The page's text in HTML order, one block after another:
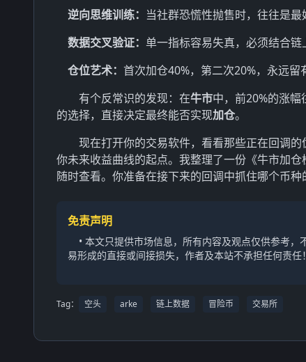
逆向思维训练： 当社群恐慌性抛售时，往往是最
数据交叉验证： 单一指标容易失真，必须结合
仓位艺术： 首次加仓40%，第二次20%，永远留
有个反常识的发现：在牛市中，前20%的涨
的选择，直接决定最终能否实现加仓。
现在打开你的交易软件，看看那些正在回调
你未来收益曲线的起点。我整理了一份《牛市加
随时查看。你准备在接下来的回调中抓住哪个币
免责声明
• 本文只提供市场信息，所有内容及观点仅供参考
易形成的直接或间接损失，作者及本站不承担任何责任！
Tag： 空头 arke 链上数据 冒险币 交易所